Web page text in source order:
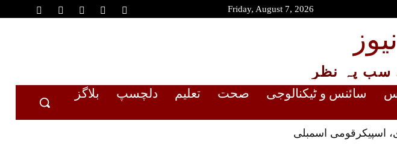
Friday, August 7, 2026
پہ نظر
سائنس و ٹیکنالوجی صحت تعلیم دلچسپ
بلاگز
اسپیکرقومی اسمبلی